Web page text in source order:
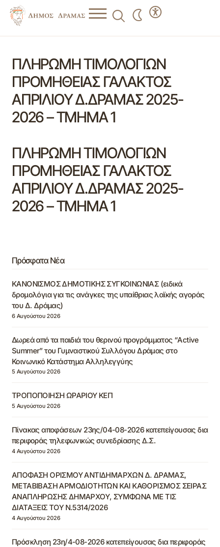
ΠΛΗΡΩΜΗ ΤΙΜΟΛΟΓΙΩΝ
ΠΡΟΜΗΘΕΙΑΣ ΓΑΛΑΚΤΟΣ
ΑΠΡΙΛΙΟΥ Δ.ΔΡΑΜΑΣ 2025-
2026 – ΤΜΗΜΑ 1
ΠΛΗΡΩΜΗ ΤΙΜΟΛΟΓΙΩΝ
ΠΡΟΜΗΘΕΙΑΣ ΓΑΛΑΚΤΟΣ
ΑΠΡΙΛΙΟΥ Δ.ΔΡΑΜΑΣ 2025-
2026 – ΤΜΗΜΑ 1
Πρόσφατα Νέα
ΚΑΝΟΝΙΣΜΟΣ ΔΗΜΟΤΙΚΗΣ ΣΥΓΚΟΙΝΩΝΙΑΣ (ειδικά
δρομολόγια για τις ανάγκες της υπαίθριας λαϊκής αγοράς
του Δ. Δράμας)
6 Αυγούστου 2026
Δωρεά από τα παιδιά του θερινού προγράμματος “Active
Summer” του Γυμναστικού Συλλόγου Δράμας στο
Κοινωνικό Κατάστημα Αλληλεγγύης
5 Αυγούστου 2026
ΤΡΟΠΟΠΟΙΗΣΗ ΩΡΑΡΙΟΥ ΚΕΠ
5 Αυγούστου 2026
Πίνακας αποφάσεων 23ης/04-08-2026 κατεπείγουσας δια
περιφοράς τηλεφωνικώς συνεδρίασης Δ.Σ.
4 Αυγούστου 2026
ΑΠΟΦΑΣΗ ΟΡΙΣΜΟΥ ΑΝΤΙΔΗΜΑΡΧΩΝ Δ. ΔΡΑΜΑΣ,
ΜΕΤΑΒΙΒΑΣΗ ΑΡΜΟΔΙΟΤΗΤΩΝ ΚΑΙ ΚΑΘΟΡΙΣΜΟΣ ΣΕΙΡΑΣ
ΑΝΑΠΛΗΡΩΣΗΣ ΔΗΜΑΡΧΟΥ, ΣΥΜΦΩΝΑ ΜΕ ΤΙΣ
ΔΙΑΤΑΞΕΙΣ ΤΟΥ Ν.5314/2026
4 Αυγούστου 2026
Πρόσκληση 23η/4-08-2026 κατεπείγουσας δια περιφοράς